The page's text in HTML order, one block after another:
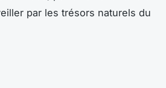
par les trésors naturels du